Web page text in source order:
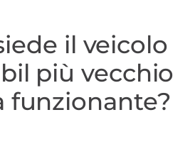
il veicolo
più vecchio
funzionante?